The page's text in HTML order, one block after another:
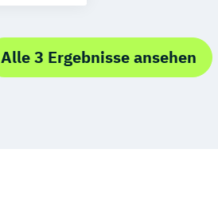
Alle 3 Ergebnisse ansehen